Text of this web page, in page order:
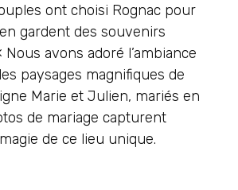
ont choisi Rognac pour
gardent des souvenirs
avons adoré l’ambiance
paysages magnifiques de
Marie et Julien, mariés en
de mariage capturent
de ce lieu unique.